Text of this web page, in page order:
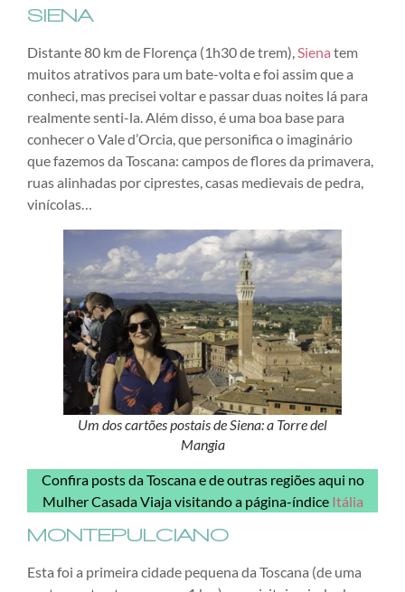
SIENA
Distante 80 km de Florença (1h30 de trem), Siena tem
muitos atrativos para um bate-volta e foi assim que a
conheci, mas precisei voltar e passar duas noites lá para
realmente senti-la. Além disso, é uma boa base para
conhecer o Vale d’Orcia, que personifica o imaginário
que fazemos da Toscana: campos de flores da primavera,
ruas alinhadas por ciprestes, casas medievais de pedra,
vinícolas…
Um dos cartões postais de Siena: a Torre del
Mangia
Confira posts da Toscana e de outras regiões aqui no
Mulher Casada Viaja visitando a página-índice Itália
MONTEPULCIANO
Esta foi a primeira cidade pequena da Toscana (de uma